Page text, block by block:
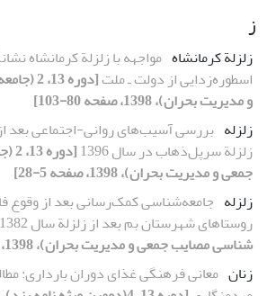
ز
زلزلة کرمانشاه مواجهه با زلزلة کرمانشاه
اسطوره‌زدایی از دولت‌ ـ ‌ملت
[دوره
و مدیریت بحران)، 1398، صفحه 80-103]
زلزله بررسی آسیب‌‌‌های روانی-اجتماعی بعد
زلزلة سرپل‌ذهاب در سال 1396
جمعی و مدیریت بحران)، 1398، صفحه 5-28]
زلزله جامعه‌شناسی کمک‌رسانی بعد از وقوع
روستاهای شهرستان بم بعد از زلزلة سال 1382
شناسی مصایب جمعی و مدیریت بحران)، 1398، صفحه 104-122]
زنان معانی فرهنگی غذای دوران بارداری: